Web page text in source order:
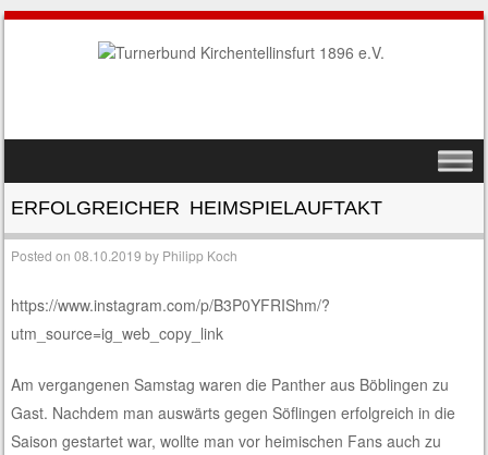
MENU
ERFOLGREICHER HEIMSPIELAUFTAKT
Posted on08.10.2019 by Philipp Koch
https://www.instagram.com/p/B3P0YFRIShm/?
utm_source=ig_web_copy_link
Am vergangenen Samstag waren die Panther aus Böblingen zu
Gast. Nachdem man auswärts gegen Söflingen erfolgreich in die
Saison gestartet war, wollte man vor heimischen Fans auch zu